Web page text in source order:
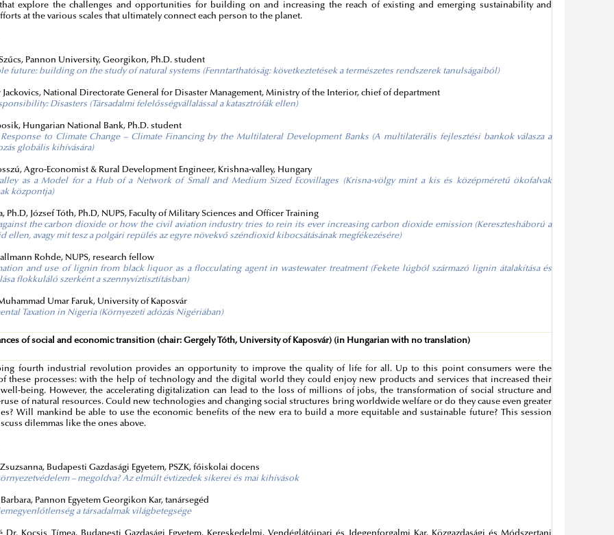
explore the challenges and opportunities for building on and increasing the reach of existing and emerging sustainability and
at the various scales that ultimately connect each person to the planet.
Pannon University, Georgikon, Ph.D. student
future: building on the study of natural systems (Fenntarthatóság: következtetések a természetes rendszerek tanulságaiból)
Jackovics, National Directorate General for Disaster Management, Ministry of the Interior, chief of department
Disasters (Társadalmi felelősségvállalással a katasztrófák ellen)
Hungarian National Bank, Ph.D. student
to Climate Change – Climate Financing by the Multilateral Development Banks (A multilaterális fejlesztési bankok válasza a
globális kihívására)
Agro-Economist & Rural Development Engineer, Krishna-valley, Hungary
as a Model for a Hub of a Network of Small and Medium Sized Ecovillages (Krisna-völgy mint a kis és középméretű ökofalvak
központja)
Ph.D, József Tóth, Ph.D, NUPS, Faculty of Military Sciences and Officer Training
the carbon dioxide or how the civil aviation industry tries to rein its ever increasing carbon dioxide emission (Keresztesháború a
ellen, avagy mit tesz a polgári repülés az egyre növekvő széndioxid kibocsátásának megfékezésére)
Rohde, NUPS, research fellow
and use of lignin from black liquor as a flocculating agent in wastewater treatment (Fekete lúgból származó lignin átalakítása és
flokkuláló szerként a szennyvíztisztításban)
Muhammad Umar Faruk, University of Kaposvár
Taxation in Nigeria (Környezeti adózás Nigériában)
of social and economic transition (chair: Gergely Tóth, University of Kaposvár) (in Hungarian with no translation)
fourth industrial revolution provides an opportunity to improve the quality of life for all. Up to this point consumers were the
these processes: with the help of technology and the digital world they could enjoy new products and services that increased their
being. However, the accelerating digitalization can lead to the loss of millions of jobs, the transformation of social structure and
of natural resources. Could new technologies and changing social structures bring worldwide welfare or do they cause even greater
Will mankind be able to use the economic benefits of the new era to build a more equitable and sustainable future? This session
dilemmas like the ones above.
Budapesti Gazdasági Egyetem, PSZK, főiskolai docens
– megoldva? Az elmúlt évtizedek sikerei és mai kihívások
Pannon Egyetem Georgikon Kar, tanársegéd
a társadalmak világbetegsége